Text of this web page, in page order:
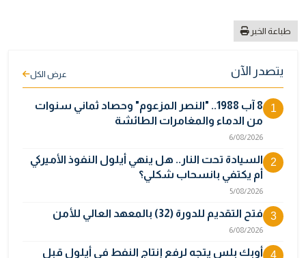
طباعة الخبر
يتصدر الآن عرض الكل
1
8 آب 1988.. "النصر المزعوم" وحصاد ثماني سنوات
من الدماء والمغامرات الطائشة
6/08/2026
2
السيادة تحت النار.. هل ينهي أيلول النفوذ الأميركي
أم يكتفي بانسحاب شكلي؟
5/08/2026
3 فتح التقديم للدورة (32) بالمعهد العالي للأمن
6/08/2026
4
أوبك بلس يتجه لرفع إنتاج النفط في أيلول قبل